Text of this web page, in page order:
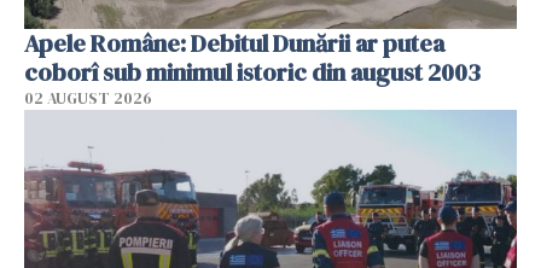
Apele Române: Debitul Dunării ar putea
coborî sub minimul istoric din august 2003
02 AUGUST 2026